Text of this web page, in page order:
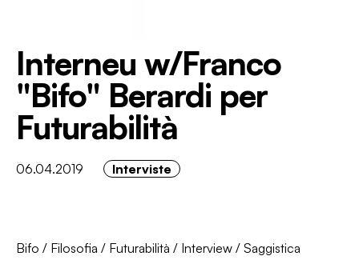
Interneu w/Franco
"Bifo" Berardi per
Futurabilità
06.04.2019 Interviste
Bifo / Filosofia / Futurabilità / Interview / Saggistica